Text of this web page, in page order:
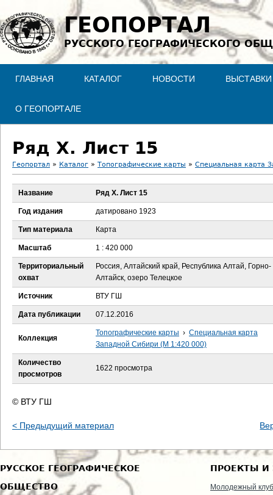
Jump to navigation
ГЕОПОРТАЛ
РУССКОГО ГЕОГРАФИЧЕСКОГО
ГЛАВНАЯ КАТАЛОГ НОВОСТИ ВЫСТАВКИ
О ГЕОПОРТАЛЕ
Ряд X. Лист 15
В
ы
д
е
с
ь
Геопортал » Каталог » Топографические карты » Специальная карта
Название Ряд X. Лист 15
Год издания датировано 1923
Тип материала Карта
Масштаб 1 : 420 000
Территориальный
охват
Россия, Алтайский край, Республика Алтай, Горно-
Алтайск, озеро Телецкое
Источник ВТУ ГШ
Дата публикации 07.12.2016
Коллекция
Топографические карты › Специальная карта
Западной Сибири (М 1:420 000)
Количество
просмотров
1622 просмотра
© ВТУ ГШ
< Предыдущий материал
РУССКОЕ ГЕОГРАФИЧЕСКОЕ
ОБЩЕСТВО
ПРОЕКТЫ И
Молодежный клуб